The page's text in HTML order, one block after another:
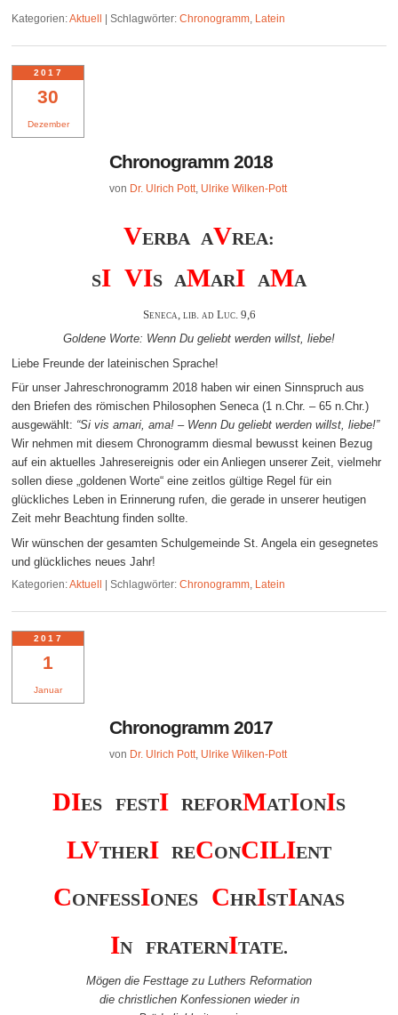
Kategorien:Aktuell |Schlagwörter: Chronogramm, Latein
30
Dezember
2017
Chronogramm 2018
von Dr. Ulrich Pott, Ulrike Wilken-Pott
VERBA AVREA:
SI VIS AMARI AMA
Seneca, lib. ad Luc. 9,6
Goldene Worte: Wenn Du geliebt werden willst, liebe!
Liebe Freunde der lateinischen Sprache!
Für unser Jahreschronogramm 2018 haben wir einen Sinnspruch aus
den Briefen des römischen Philosophen Seneca (1 n.Chr. – 65 n.Chr.)
ausgewählt: “Si vis amari, ama! – Wenn Du geliebt werden willst, liebe!”
Wir nehmen mit diesem Chronogramm diesmal bewusst keinen Bezug
auf ein aktuelles Jahresereignis oder ein Anliegen unserer Zeit, vielmehr
sollen diese „goldenen Worte“ eine zeitlos gültige Regel für ein
glückliches Leben in Erinnerung rufen, die gerade in unserer heutigen
Zeit mehr Beachtung finden sollte.
Wir wünschen der gesamten Schulgemeinde St. Angela ein gesegnetes
und glückliches neues Jahr!
Kategorien:Aktuell |Schlagwörter: Chronogramm, Latein
1
Januar
2017
Chronogramm 2017
von Dr. Ulrich Pott, Ulrike Wilken-Pott
DIES FESTI REFORMATIONIS
LVTHERI RECONCILIENT
CONFESSIONES CHRISTIANAS
IN FRATERNITATE.
Mögen die Festtage zu Luthers Reformation
die christlichen Konfessionen wieder in